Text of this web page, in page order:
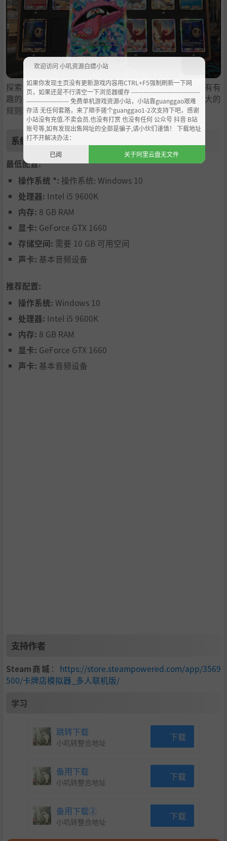
探索知名的商店街，垃圾桶里都可能有好东西！这里还有有
趣的活动，隐藏的秘密等待你发现。永远记住，这里最大的
规则就是“运气至上”！
系统需求
最低配置:
操作系统 *: 操作系统: Windows 10
处理器: Intel i5 9600K
内存: 8 GB RAM
显卡: GeForce GTX 1660
存储空间: 需要 10 GB 可用空间
声卡: 基本音频设备
推荐配置:
操作系统: Windows 10
处理器: Intel i5 9600K
内存: 8 GB RAM
显卡: GeForce GTX 1660
声卡: 基本音频设备
支持作者
Steam商城 ： https://store.steampowered.com/app/3569
500/卡牌店模拟器_多人联机版/
学习
跳转下载
小叽转整合地址 下载
备用下载
小叽转整合地址 下载
备用下载②
小叽转整合地址 下载
欢迎访问 小叽资源白嫖小站
如果你发现主页没有更新游戏内容用CTRL+F5强制刷新一下网
页，如果还是不行清空一下浏览器缓存 ----------------------------------
--------------------- 免费单机游戏资源小站，小站靠guanggao艰难
存活 无任何套路，来了顺手搓个guanggao1-2次支持下吧，感谢
小站没有充值.不卖会员.也没有打赏 也没有任何 公众号 抖音 B站
账号等,如有发现出售网址的全部是骗子,请小伙们谨慎！ 下载地址
打不开解决办法：
已阅
关于阿里云盘无文件